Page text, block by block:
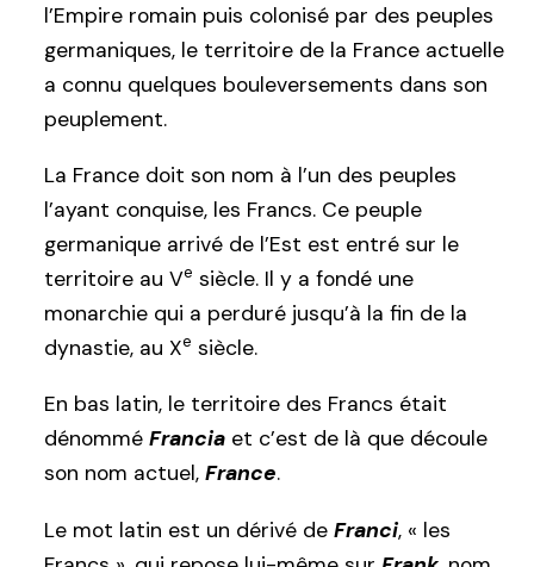
l’Empire romain puis colonisé par des peuples
germaniques, le territoire de la France actuelle
a connu quelques bouleversements dans son
peuplement.
La France doit son nom à l’un des peuples
l’ayant conquise, les Francs. Ce peuple
germanique arrivé de l’Est est entré sur le
territoire au Ve siècle. Il y a fondé une
monarchie qui a perduré jusqu’à la fin de la
dynastie, au Xe siècle.
En bas latin, le territoire des Francs était
dénommé Francia et c’est de là que découle
son nom actuel, France.
Le mot latin est un dérivé de Franci, « les